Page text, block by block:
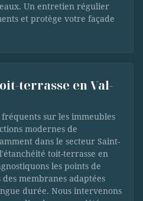
Un entretien régulier
et protège votre façade
terrasse en Val-
sur les immeubles
modernes de
dans le secteur Saint-
toit-terrasse en
les points de
membranes adaptées
durée. Nous intervenons